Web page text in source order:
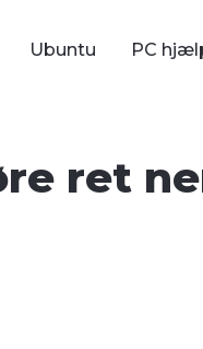
Ubuntu PC
ret